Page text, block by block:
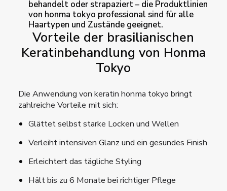
behandelt oder strapaziert – die Produktlinien
von honma tokyo professional sind für alle
Haartypen und Zustände geeignet.
Vorteile der brasilianischen
Keratinbehandlung von Honma
Tokyo
Die Anwendung von keratin honma tokyo bringt
zahlreiche Vorteile mit sich:
Glättet selbst starke Locken und Wellen
Verleiht intensiven Glanz und ein gesundes Finish
Erleichtert das tägliche Styling
Hält bis zu 6 Monate bei richtiger Pflege